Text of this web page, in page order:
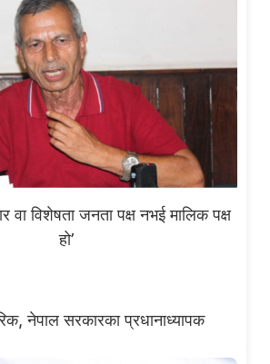
वा विशेषता जनता पक्ष नभई मालिक पक्ष
हो’
नेपाल सरकारका प्रधानाध्यापक